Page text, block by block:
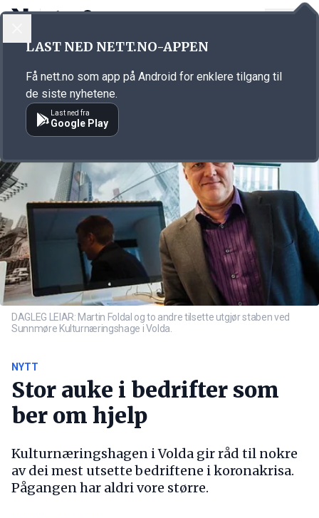
Annonsørinnhold
DAGLEG LEIAR: Martin Foldal og to andre tilsette utgjør staben ved
Sunnmøre Kulturnæringshage i Volda.
NYTT
Stor auke i bedrifter som
ber om hjelp
Kulturnæringshagen i Volda gir råd til nokre
av dei mest utsette bedriftene i koronakrisa.
Pågangen har aldri vore større.
LAST NED NETT.NO-APPEN
Få nett.no som app på Android for enklere tilgang til
de siste nyhetene.
Last ned fra
Google Play